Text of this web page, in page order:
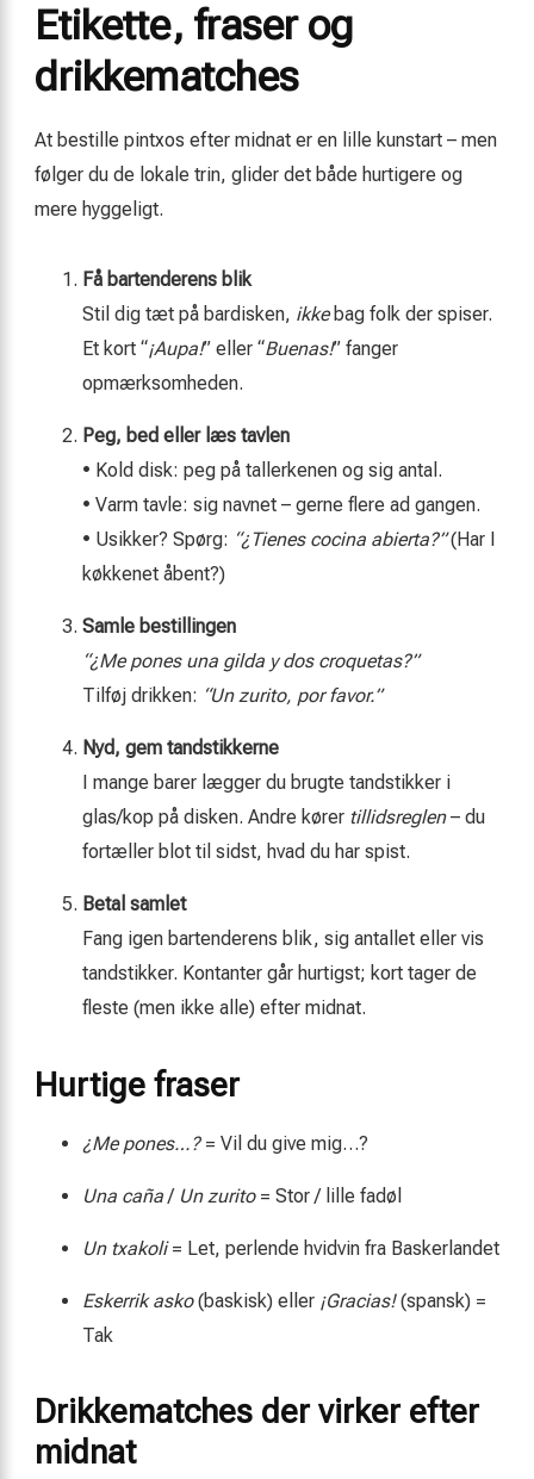
Etikette, fraser og
drikkematches
At bestille pintxos efter midnat er en lille kunstart – men
følger du de lokale trin, glider det både hurtigere og
mere hyggeligt.
Få bartenderens blik
Stil dig tæt på bardisken, ikkebag folk der spiser.
Et kort “¡Aupa!” eller “Buenas!” fanger
opmærksomheden.
Peg, bed eller læs tavlen
• Kold disk: peg på tallerkenen og sig antal.
• Varm tavle: sig navnet – gerne flere ad gangen.
• Usikker? Spørg: “¿Tienes cocina abierta?”(Har I
køkkenet åbent?)
Samle bestillingen
“¿Me pones una gilda y dos croquetas?”
Tilføj drikken: “Un zurito, por favor.”
Nyd, gem tandstikkerne
I mange barer lægger du brugte tandstikker i
glas/kop på disken. Andre kører tillidsreglen– du
fortæller blot til sidst, hvad du har spist.
Betal samlet
Fang igen bartenderens blik, sig antallet eller vis
tandstikker. Kontanter går hurtigst; kort tager de
fleste (men ikke alle) efter midnat.
Hurtige fraser
¿Me pones…?= Vil du give mig…?
Una caña/ Un zurito= Stor / lille fadøl
Un txakoli= Let, perlende hvidvin fra Baskerlandet
Eskerrik asko(baskisk) eller ¡Gracias!(spansk) =
Tak
Drikkematches der virker efter
midnat